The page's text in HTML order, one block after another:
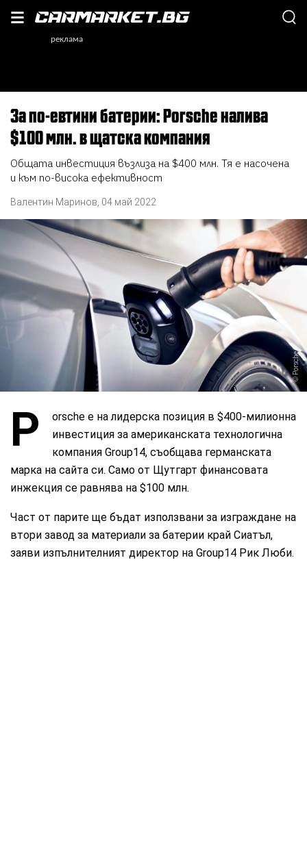
За по-евтини батерии: Porsche налива
$100 млн. в щатска компания
Общата инвестиция възлиза на $400 млн. Тя е насочена
и към по-висока ефективност
Валентин Маринов 04 май 2022
Porsche
P
orsche е на лидерска позиция в $400-милионна
инвестиция за американската технологична
компания Group14, съобщава германската
марка на сайта си. Само от Щутгарт финансовата
инжекция се равнява на $100 млн.
Част от парите ще бъдат използвани за изграждане на
втори завод за материали за батерии край Сиатъл,
заяви изпълнителният директор на Group14 Рик Люби.